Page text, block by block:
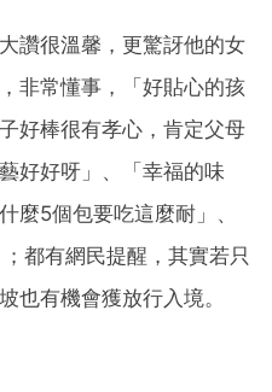
讚很溫馨，更驚訝他的女
非常懂事，「好貼心的孩
好棒很有孝心，肯定父母
好好呀」、「幸福的味
麼5個包要吃這麼耐」、
都有網民提醒，其實若只
也有機會獲放行入境。